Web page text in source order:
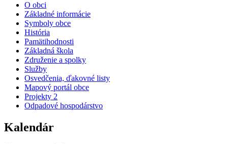
O obci
Základné informácie
Symboly obce
História
Pamätihodnosti
Základná škola
Združenie a spolky
Služby
Osvedčenia, ďakovné listy
Mapový portál obce
Projekty 2
Odpadové hospodárstvo
Kalendár